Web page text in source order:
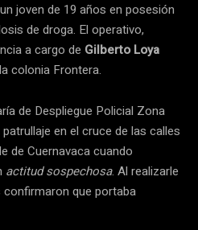
joven de 19 años en posesión
de droga. El operativo,
a cargo de Gilberto Loya
colonia Frontera.
de Despliegue Policial Zona
en el cruce de las calles
de Cuernavaca cuando
actitud sospechosa. Al realizarle
que portaba